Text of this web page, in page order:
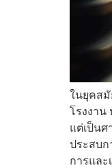
ในยุคสมั
โรงงาน
แต่เป็น
ประสบก
การและ